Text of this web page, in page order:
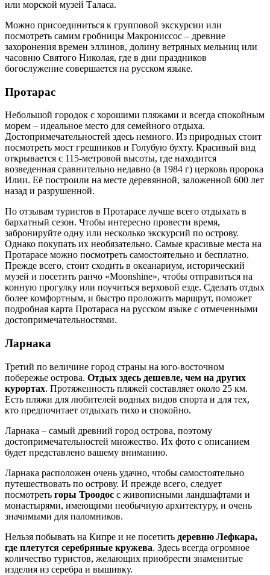
или морской музей Таласа.
Можно присоединиться к групповой экскурсии или
посмотреть самим гробницы Макрониссос – древние
захоронения времен эллинов, долину ветряных мельниц или
часовню Святого Николая, где в дни праздников
богослужение совершается на русском языке.
Протарас
Небольшой городок с хорошими пляжами и всегда спокойным
морем – идеальное место для семейного отдыха.
Достопримечательностей здесь немного. Из природных стоит
посмотреть мост грешников и Голубую бухту. Красивый вид
открывается с 115-метровой высоты, где находится
возведенная сравнительно недавно (в 1984 г) церковь пророка
Илии. Её построили на месте деревянной, заложенной 600 лет
назад и разрушенной.
По отзывам туристов в Протарасе лучше всего отдыхать в
бархатный сезон. Чтобы интересно провести время,
забронируйте одну или несколько экскурсий по острову.
Однако покупать их необязательно. Самые красивые места на
Протарасе можно посмотреть самостоятельно и бесплатно.
Прежде всего, стоит сходить в океанариум, исторический
музей и посетить ранчо «Moonshine», чтобы отправиться на
конную прогулку или поучиться верховой езде. Сделать отдых
более комфортным, и быстро проложить маршрут, поможет
подробная карта Протараса на русском языке с отмеченными
достопримечательностями.
Ларнака
Третий по величине город страны на юго-восточном
побережье острова. Отдых здесь дешевле, чем на других
курортах. Протяженность пляжей составляет около 25 км.
Есть пляжи для любителей водных видов спорта и для тех,
кто предпочитает отдыхать тихо и спокойно.
Ларнака – самый древний город острова, поэтому
достопримечательностей множество. Их фото с описанием
будет представлено вашему вниманию.
Ларнака расположен очень удачно, чтобы самостоятельно
путешествовать по острову. И прежде всего, следует
посмотреть горы Троодос с живописными ландшафтами и
монастырями, имеющими необычную архитектуру, и очень
значимыми для паломников.
Нельзя побывать на Кипре и не посетить деревню Лефкара,
где плетутся серебряные кружева. Здесь всегда огромное
количество туристов, желающих приобрести знаменитые
изделия из серебра и вышивку.